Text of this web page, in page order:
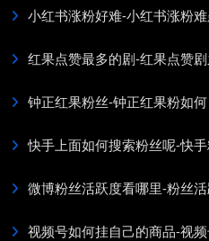
小红书涨粉好难-小红书涨粉难
红果点赞最多的剧-红果点赞
钟正红果粉丝-钟正红果粉如何
快手上面如何搜索粉丝呢-快
微博粉丝活跃度看哪里-粉丝
视频号如何挂自己的商品-视